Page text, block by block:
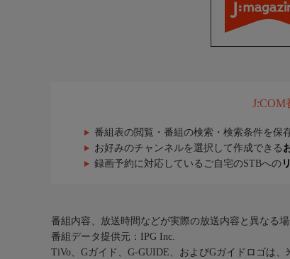
J:COM
番組表の閲覧・番組の検索・検索条件を保
お好みのチャンネルを選択して作成できる
録画予約に対応しているご自宅のSTBへの
番組内容、放送時間などが実際の放送内容と異なる場
番組データ提供元：IPG Inc.
TiVo、Gガイド、G-GUIDE、およびGガイドロゴは